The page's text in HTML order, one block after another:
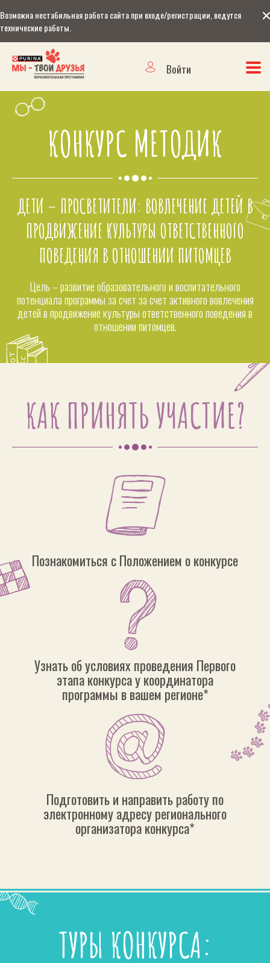
Возможна нестабильная работа сайта при входе/регистрации, ведутся
технические работы.
Войти
КОНКУРС МЕТОДИК
ДЕТИ – ПРОСВЕТИТЕЛИ: ВОВЛЕЧЕНИЕ ДЕТЕЙ В
ПРОДВИЖЕНИЕ КУЛЬТУРЫ ОТВЕТСТВЕННОГО
ПОВЕДЕНИЯ В ОТНОШЕНИИ ПИТОМЦЕВ
Цель – развитие образовательного и воспитательного
потенциала программы за счет за счет активного вовлечения
детей в продвижение культуры ответственного поведения в
отношении питомцев.
КАК ПРИНЯТЬ УЧАСТИЕ?
Познакомиться с Положением о конкурсе
Узнать об условиях проведения Первого
этапа конкурса у координатора
программы в вашем регионе*
Подготовить и направить работу по
электронному адресу регионального
организатора конкурса*
ТУРЫ КОНКУРСА: